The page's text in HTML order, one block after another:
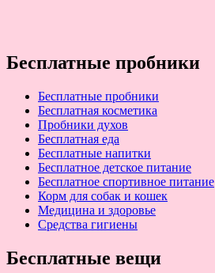
Бесплатные пробники
Бесплатные пробники
Бесплатная косметика
Пробники духов
Бесплатная еда
Бесплатные напитки
Бесплатное детское питание
Бесплатное спортивное питание
Корм для собак и кошек
Медицина и здоровье
Средства гигиены
Бесплатные вещи